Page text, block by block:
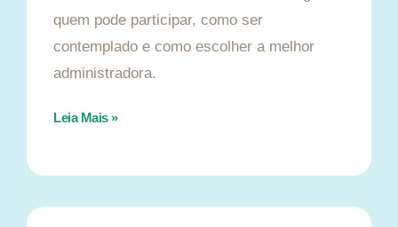
quem pode participar, como ser
contemplado e como escolher a melhor
administradora.
Leia Mais »